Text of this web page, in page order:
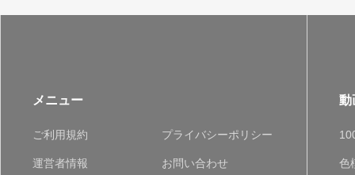
メニュー
ご利用規約 プライバシーポリシー
運営者情報 お問い合わせ
動
色